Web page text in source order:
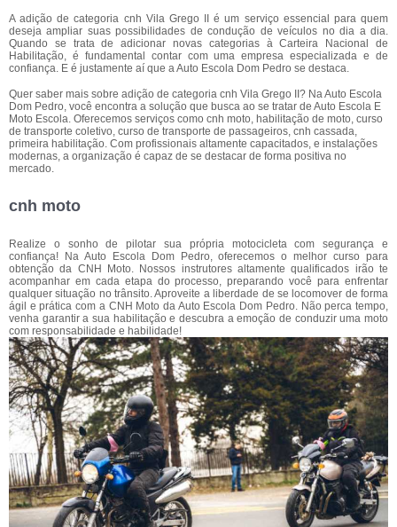
A adição de categoria cnh Vila Grego II é um serviço essencial para quem
deseja ampliar suas possibilidades de condução de veículos no dia a dia.
Quando se trata de adicionar novas categorias à Carteira Nacional de
Habilitação, é fundamental contar com uma empresa especializada e de
confiança. E é justamente aí que a Auto Escola Dom Pedro se destaca.
Quer saber mais sobre adição de categoria cnh Vila Grego II? Na Auto Escola
Dom Pedro, você encontra a solução que busca ao se tratar de Auto Escola E
Moto Escola. Oferecemos serviços como cnh moto, habilitação de moto, curso
de transporte coletivo, curso de transporte de passageiros, cnh cassada,
primeira habilitação. Com profissionais altamente capacitados, e instalações
modernas, a organização é capaz de se destacar de forma positiva no
mercado.
cnh moto
Realize o sonho de pilotar sua própria motocicleta com segurança e
confiança! Na Auto Escola Dom Pedro, oferecemos o melhor curso para
obtenção da CNH Moto. Nossos instrutores altamente qualificados irão te
acompanhar em cada etapa do processo, preparando você para enfrentar
qualquer situação no trânsito. Aproveite a liberdade de se locomover de forma
ágil e prática com a CNH Moto da Auto Escola Dom Pedro. Não perca tempo,
venha garantir a sua habilitação e descubra a emoção de conduzir uma moto
com responsabilidade e habilidade!